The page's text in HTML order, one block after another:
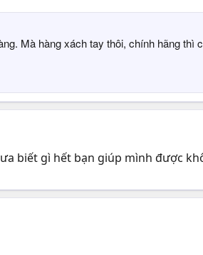
Mà hàng xách tay thôi, chính hãng thì
biết gì hết bạn giúp mình được